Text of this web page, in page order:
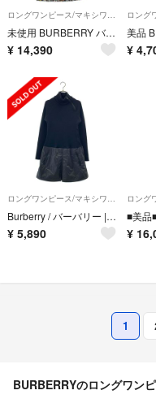
未使用 BURBERRY バーバリー シルク100％ 花柄 総柄 キャミソール ワンピース ドレス ロング サイドスリット UK6 ブラック マルチ レディース 古着 中古 USED
¥ 14,390 ¥
ロングワンピース/マキシワンピース
Burberry / バーバリー | GOLF / リブニット ナイロン切替 ワンピース | M | ブラック | レディース
¥ 5,890 ¥
1
BURBERRYのロングワン